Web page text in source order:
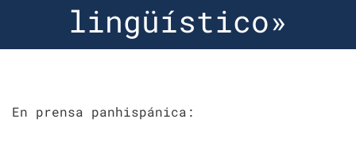
lingüístico»
En prensa panhispánica: